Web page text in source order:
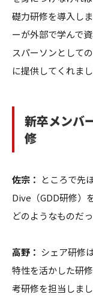
礎力研修を導入し
ーが外部で学んで
スパーソンとして
に提供してくれまし
新卒メンバ
修
佐宗： ところで先
Dive（GDD研修）
どのようなものだ
高野： シェア研修
特性を活かした研
考研修を担当しまし